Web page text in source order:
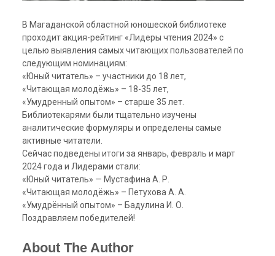
В Магаданской областной юношеской библиотеке
проходит акция-рейтинг «Лидеры чтения 2024» с
целью выявления самых читающих пользователей по
следующим номинациям:
«Юный читатель» – участники до 18 лет,
«Читающая молодёжь» – 18-35 лет,
«Умудренный опытом» – старше 35 лет.
Библиотекарями были тщательно изучены
аналитические формуляры и определены самые
активные читатели.
Сейчас подведены итоги за январь, февраль и март
2024 года и Лидерами стали:
«Юный читатель» — Мустафина А. Р.
«Читающая молодёжь» – Петухова А. А.
«Умудрённый опытом» – Бадулина И. О.
Поздравляем победителей!
About The Author